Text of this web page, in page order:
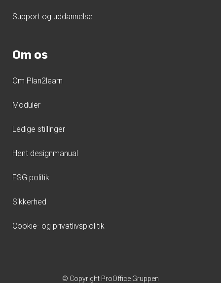
Support og uddannelse
Om os
Om Plan2learn
Moduler
Ledige stillinger
Hent designmanual
ESG politik
Sikkerhed
Cookie- og privatlivspiolitik
© Copyright ProOffice Gruppen